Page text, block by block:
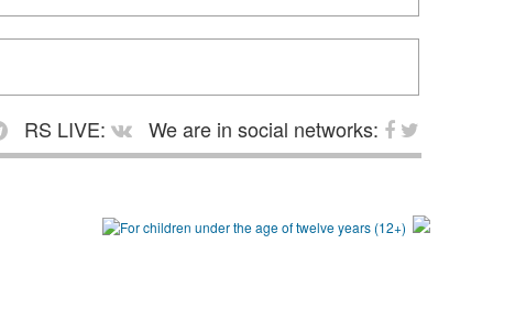
RS LIVE:
We are in social networks: